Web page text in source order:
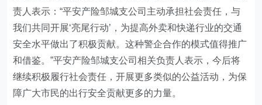
责人表示：“平安产险邹城支公司主动承担社会责任，与
我们共同开展‘亮尾行动’，为提高外卖和快递行业的交通
安全水平做出了积极贡献。这种警企合作的模式值得推广
和借鉴。”平安产险邹城支公司相关负责人表示，今后将
继续积极履行社会责任，开展更多类似的公益活动，为保
障广大市民的出行安全贡献更多的力量。